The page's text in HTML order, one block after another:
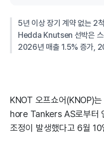
5년 이상 장기 계약 없는 2
Hedda Knutsen 선박은 스
2026년 매출 1.5% 증가,
KNOT 오프쇼어(KNOP)
hore Tankers AS로부터
조정이 발생했다고 6월 10